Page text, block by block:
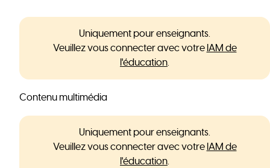
Uniquement pour enseignants.
Veuillez vous connecter avec votre IAM de
l'éducation.
Contenu multimédia
Uniquement pour enseignants.
Veuillez vous connecter avec votre IAM de
l'éducation.